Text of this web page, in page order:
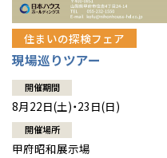
住まいの探検フェア
現場巡りツアー
開催期間
8月22日(土)・23日(日)
開催場所
甲府昭和展示場